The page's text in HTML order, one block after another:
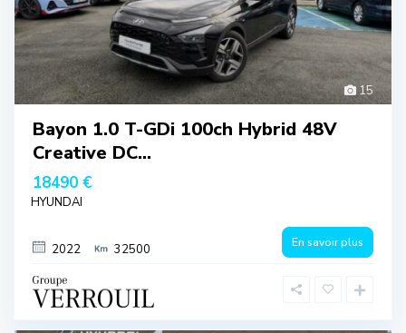
15
Bayon 1.0 T-GDi 100ch Hybrid 48V
Creative DC...
18490 €
HYUNDAI
2022 32500 En savoir plus